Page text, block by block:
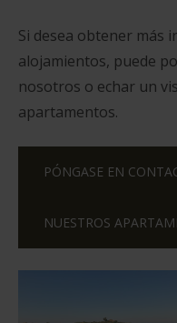
Si desea obtener más
alojamientos, puede
nosotros o echar un
apartamentos.
PÓNGASE EN
NUESTROS